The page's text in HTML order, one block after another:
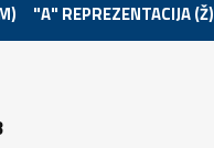
"A" REPREZENTACIJA (Ž)